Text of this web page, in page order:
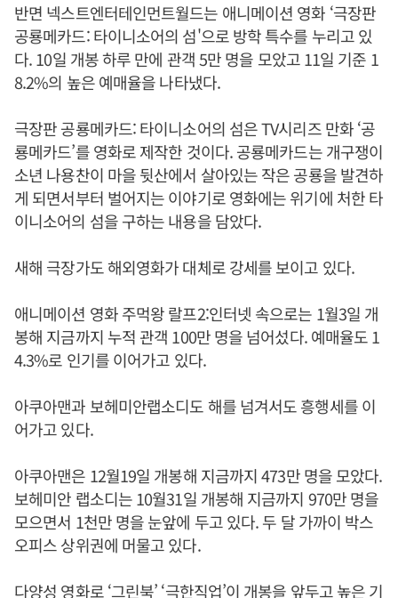
반면 넥스트엔터테인먼트월드는 애니메이션 영화 ‘극장판
공룡메카드: 타이니소어의 섬'으로 방학 특수를 누리고 있
다. 10일 개봉 하루 만에 관객 5만 명을 모았고 11일 기준 1
8.2%의 높은 예매율을 나타냈다.
극장판 공룡메카드: 타이니소어의 섬은 TV시리즈 만화 ‘공
룡메카드’를 영화로 제작한 것이다. 공룡메카드는 개구쟁이
소년 나용찬이 마을 뒷산에서 살아있는 작은 공룡을 발견하
게 되면서부터 벌어지는 이야기로 영화에는 위기에 처한 타
이니소어의 섬을 구하는 내용을 담았다.
새해 극장가도 해외영화가 대체로 강세를 보이고 있다.
애니메이션 영화 주먹왕 랄프2:인터넷 속으로는 1월3일 개
봉해 지금까지 누적 관객 100만 명을 넘어섰다. 예매율도 1
4.3%로 인기를 이어가고 있다.
아쿠아맨과 보헤미안랩소디도 해를 넘겨서도 흥행세를 이
어가고 있다.
아쿠아맨은 12월19일 개봉해 지금까지 473만 명을 모았다.
보헤미안 랩소디는 10월31일 개봉해 지금까지 970만 명을
모으면서 1천만 명을 눈앞에 두고 있다. 두 달 가까이 박스
오피스 상위권에 머물고 있다.
다양성 영화로 ‘그린북’ ‘극한직업’이 개봉을 앞두고 높은 기